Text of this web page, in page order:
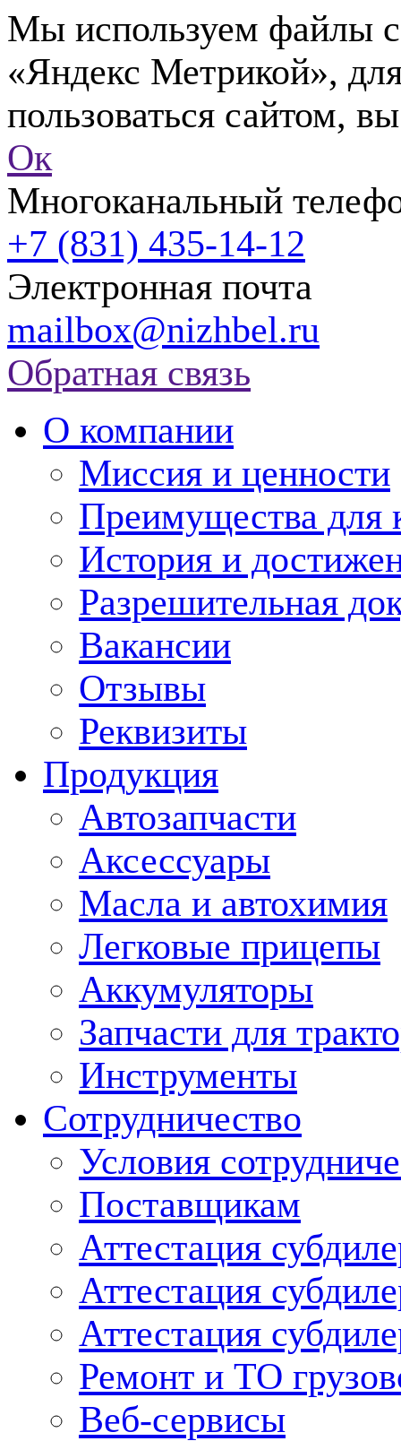
Мы используем файлы
«Яндекс Метрикой»,
пользоваться сайтом,
Ок
Многоканальный
+7 (831) 435-14-12
Электронная почта
mailbox@nizhbel.ru
Обратная связь
О компании
Миссия и ценности
Преимущества для
История и
Разрешительная
Вакансии
Отзывы
Реквизиты
Продукция
Автозапчасти
Аксессуары
Масла и автохимия
Легковые прицепы
Аккумуляторы
Запчасти для
Инструменты
Сотрудничество
Условия
Поставщикам
Аттестация
Аттестация
Аттестация
Ремонт и ТО
Веб-сервисы